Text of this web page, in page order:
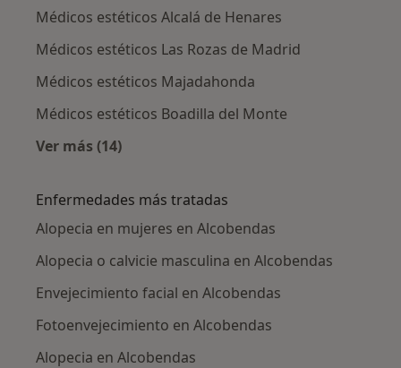
Médicos estéticos Alcalá de Henares
Médicos estéticos Las Rozas de Madrid
Médicos estéticos Majadahonda
Médicos estéticos Boadilla del Monte
Ver más (14)
Enfermedades más tratadas
Alopecia en mujeres en Alcobendas
Alopecia o calvicie masculina en Alcobendas
Envejecimiento facial en Alcobendas
Fotoenvejecimiento en Alcobendas
Alopecia en Alcobendas